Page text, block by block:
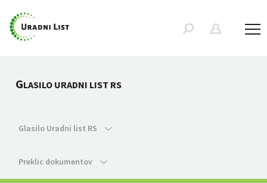
GLASILO URADNI LIST RS
Glasilo Uradni list RS
Preklic dokumentov